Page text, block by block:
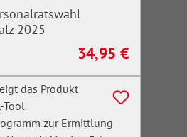
2025
Regulärer Preis:
34,95 €